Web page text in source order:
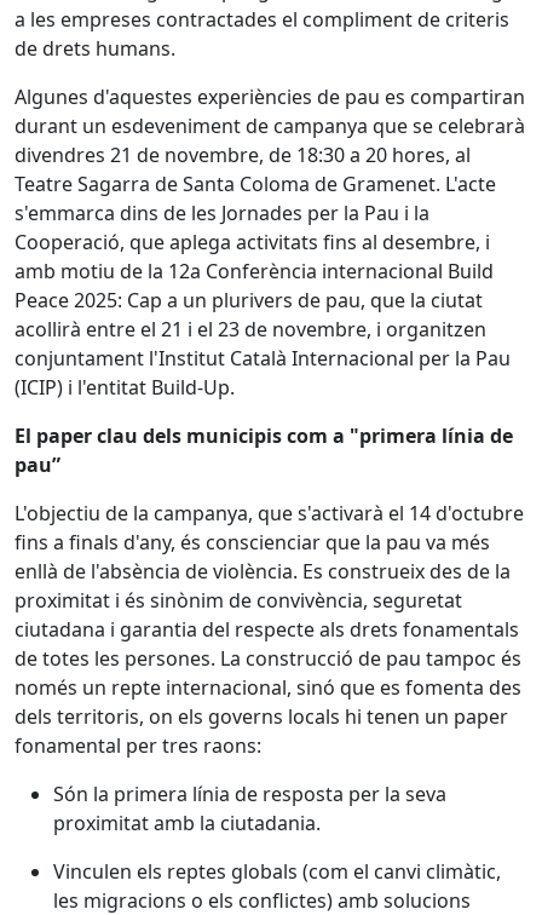
a les empreses contractades el compliment de criteris
de drets humans.
Algunes d'aquestes experiències de pau es compartiran
durant un esdeveniment de campanya que se celebrarà
divendres 21 de novembre, de 18:30 a 20 hores, al
Teatre Sagarra de Santa Coloma de Gramenet. L'acte
s'emmarca dins de les Jornades per la Pau i la
Cooperació, que aplega activitats fins al desembre, i
amb motiu de la 12a Conferència internacional Build
Peace 2025: Cap a un plurivers de pau, que la ciutat
acollirà entre el 21 i el 23 de novembre, i organitzen
conjuntament l'Institut Català Internacional per la Pau
(ICIP) i l'entitat Build-Up.
El paper clau dels municipis com a "primera línia de
pau”
L'objectiu de la campanya, que s'activarà el 14 d'octubre
fins a finals d'any, és conscienciar que la pau va més
enllà de l'absència de violència. Es construeix des de la
proximitat i és sinònim de convivència, seguretat
ciutadana i garantia del respecte als drets fonamentals
de totes les persones. La construcció de pau tampoc és
només un repte internacional, sinó que es fomenta des
dels territoris, on els governs locals hi tenen un paper
fonamental per tres raons:
Són la primera línia de resposta per la seva
proximitat amb la ciutadania.
Vinculen els reptes globals (com el canvi climàtic,
les migracions o els conflictes) amb solucions